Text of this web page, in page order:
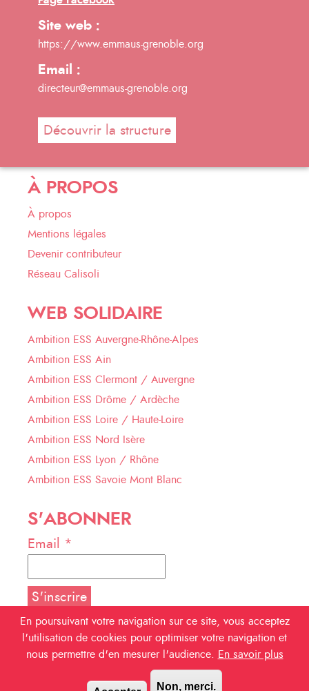
Site web :
https://www.emmaus-grenoble.org
Email :
directeur@emmaus-grenoble.org
Découvrir la structure
À PROPOS
À propos
Mentions légales
Devenir contributeur
Réseau Calisoli
WEB SOLIDAIRE
Ambition ESS Auvergne-Rhône-Alpes
Ambition ESS Ain
Ambition ESS Clermont / Auvergne
Ambition ESS Drôme / Ardèche
Ambition ESS Loire / Haute-Loire
Ambition ESS Nord Isère
Ambition ESS Lyon / Rhône
Ambition ESS Savoie Mont Blanc
S'ABONNER
Email *
NOUS SUIVRE
En poursuivant votre navigation sur ce site, vous acceptez
l'utilisation de cookies pour optimiser votre navigation et
nous permettre d'en mesurer l'audience.
En savoir plus
Non, merci.